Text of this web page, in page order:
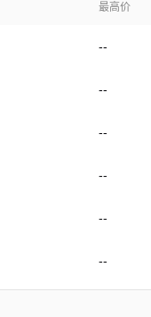
最高价
--
--
--
--
--
--